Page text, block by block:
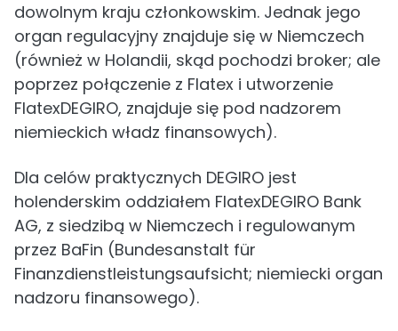
dowolnym kraju członkowskim. Jednak jego
organ regulacyjny znajduje się w Niemczech
(również w Holandii, skąd pochodzi broker; ale
poprzez połączenie z Flatex i utworzenie
FlatexDEGIRO, znajduje się pod nadzorem
niemieckich władz finansowych).
Dla celów praktycznych DEGIRO jest
holenderskim oddziałem FlatexDEGIRO Bank
AG, z siedzibą w Niemczech i regulowanym
przez BaFin (Bundesanstalt für
Finanzdienstleistungsaufsicht; niemiecki organ
nadzoru finansowego).